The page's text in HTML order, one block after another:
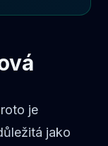
je
jako